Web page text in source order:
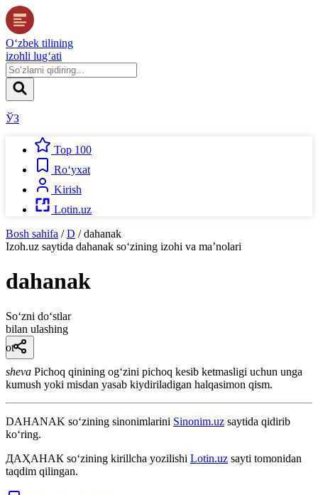
O‘zbek tilining
izohli lug‘ati
ЎЗ
Top 100
Ro‘yxat
Kirish
Lotin.uz
Bosh sahifa / D / dahanak
Izoh.uz saytida dahanak so‘zining izohi va ma’nolari
dahanak
So‘zni do‘stlar
bilan ulashing
ot
sheva Pichoq qinining ogʻzini pichoq kesib ketmasligi uchun unga
kumush yoki misdan yasab kiydiriladigan halqasimon qism.
DAHANAK so‘zining sinonimlarini Sinonim.uz saytida qidirib
ko‘ring.
ДАҲАНАК so‘zining kirillcha yozilishi Lotin.uz sayti tomonidan
taqdim qilingan.